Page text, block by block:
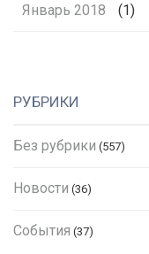
Январь 2018 (1)
РУБРИКИ
Без рубрики (557)
Новости (36)
События (37)